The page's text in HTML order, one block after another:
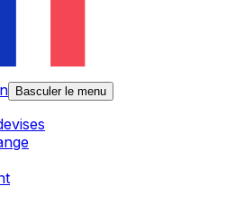
Basculer le menu